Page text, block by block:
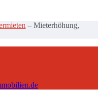
– Mieterhöhung,